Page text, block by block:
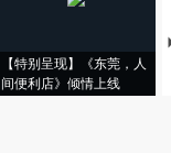
【特别呈现】《东莞，人
间便利店》倾情上线